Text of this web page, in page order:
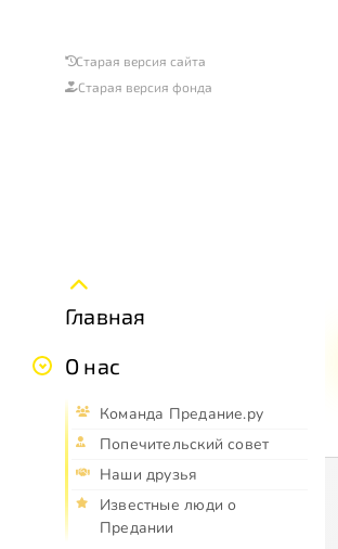
Старая версия сайта
Старая версия фонда
Главная
О нас
Команда Предание.ру
Попечительский совет
Наши друзья
Известные люди о
Предании